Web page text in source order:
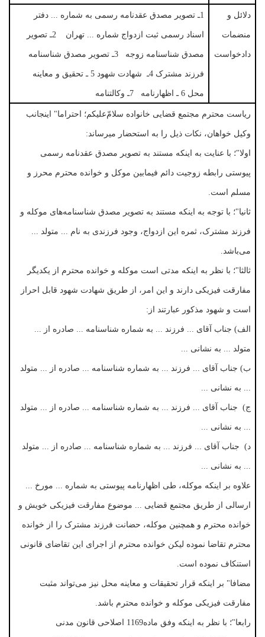
دلائل و
منضمات
دادخواست
1ـ تصویر مصدق عقدنامه رسمی به شماره ... دفتر
اسناد رسمی ثبت ازدواج شماره ... تهران 2ـ تصویر
مصدق شناسنامه زوجه 3ـ تصویر مصدق شناسنامه
فرزند مشترک 4ـ شهادت شهود 5 ـ تحقیق و معاینه
محل 6 ـ اظهارنامه 7ـ وکالتنامه
ریاست محترم مجتمع قضایی خانواده سلامّ‌علیکم؛ احتراما" اینجانب
وکیل خواهان، نکات ذیل را به استحضار میرساند:
اولا"؛ با عنایت به اینکه مستند به تصویر مصدق عقدنامه رسمی
پیوستی رابطه زوجیت دائم فیمابین موکل و خوانده محترم محرز و
مسلم است.
ثانیا"؛ با توجه به اینکه مستند به تصویر مصدق شناسنامه‌های موکله و
فرزند مشترک، ثمره این ازدواج، وجود فرزندی به نام ... متولد ...
می‌باشد.
ثالثا"؛ با نظر به اینکه مدتی است موکله و خوانده محترم از یکدیگر
مفارقت فیزیکی دارند و این امر، از طریق شهادت شهود قابل احراز
است و شهود مذکور عبارتند از:
الف) جناب آقای ... فرزند ... به شماره شناسنامه ... صادره از ...
متولد ... به نشانی ...
ب) جناب آقای ... فرزند ... به شماره شناسنامه ... صادره از ... متولد
... به نشانی ...
ج) جناب آقای ... فرزند ... به شماره شناسنامه ... صادره از ... متولد
... به نشانی ...
د) جناب آقای ... فرزند ... به شماره شناسنامه ... صادره از ... متولد
... به نشانی ...
علاوه بر اینکه موکله، طی اظهارنامه پیوستی به شماره ... مورخ ...
ارسالی از طریق مجتمع قضایی ... موضوع مفارقت فیزیکی خویش و
خوانده محترم و همچنین موکله، حضانت فرزند مشترک را از خوانده
محترم تقاضا نموده لیکن خوانده محترم از اجرای این تقاضای قانونی
استنکاف نموده است.
مضافا" بر اینکه قرار تحقیقات و معاینه محل نیز می‌تواند مثبت
مفارقت فیزیکی موکله و خوانده محترم باشد.
رابعا"؛ با نظر به اینکه وفق ماده1169 اصلاحی قانون مدنی